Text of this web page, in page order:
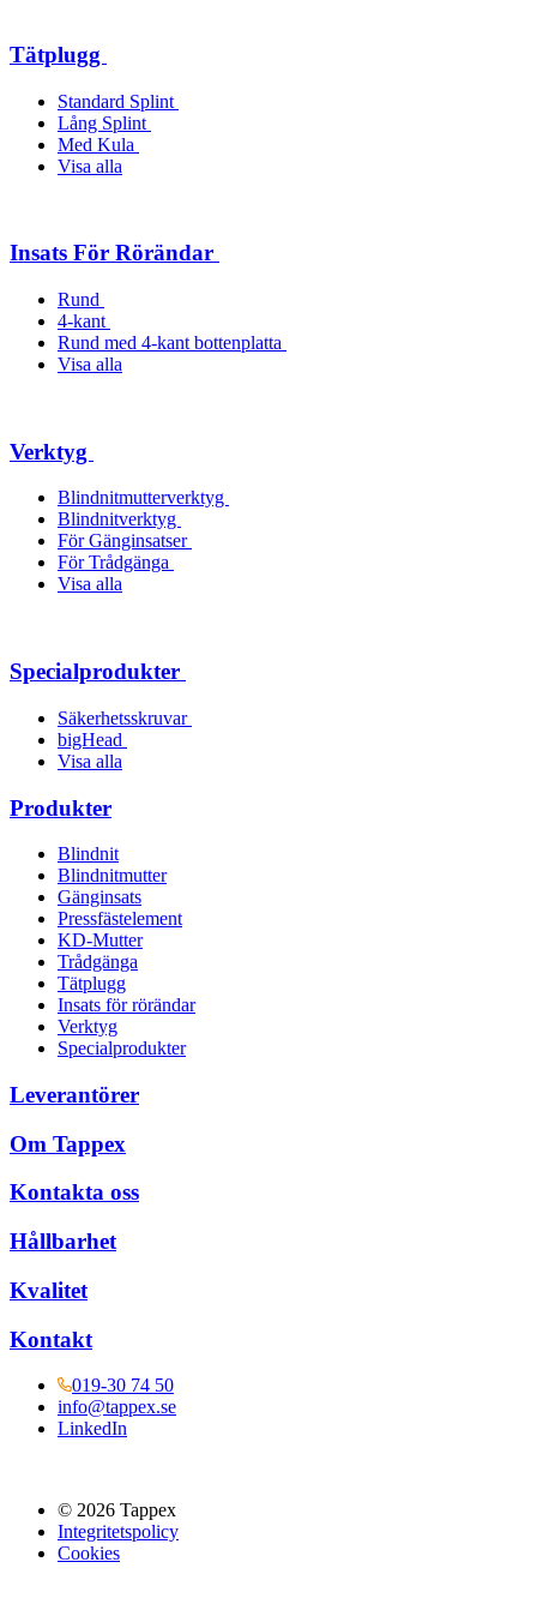
Tätplugg
Standard Splint
Lång Splint
Med Kula
Visa alla
Insats För Rörändar
Rund
4-kant
Rund med 4-kant bottenplatta
Visa alla
Verktyg
Blindnitmutterverktyg
Blindnitverktyg
För Gänginsatser
För Trådgänga
Visa alla
Specialprodukter
Säkerhetsskruvar
bigHead
Visa alla
Produkter
Blindnit
Blindnitmutter
Gänginsats
Pressfästelement
KD-Mutter
Trådgänga
Tätplugg
Insats för rörändar
Verktyg
Specialprodukter
Leverantörer
Om Tappex
Kontakta oss
Hållbarhet
Kvalitet
Kontakt
019-30 74 50
info@tappex.se
LinkedIn
© 2026 Tappex
Integritetspolicy
Cookies